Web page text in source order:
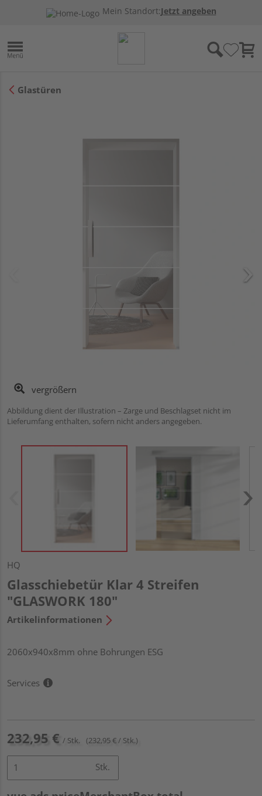
Mein Standort:Jetzt angeben
Glastüren
vergrößern
Abbildung dient der Illustration – Zarge und Beschlagset nicht im
Lieferumfang enthalten, sofern nicht anders angegeben.
HQ
Glasschiebetür Klar 4 Streifen
"GLASWORK 180"
Artikelinformationen
2060x940x8mm ohne Bohrungen ESG
Services
232,95 € / Stk. (232,95 € / Stk.)
Stk.